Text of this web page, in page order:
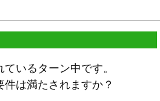
いるターン中です。
は満たされますか？